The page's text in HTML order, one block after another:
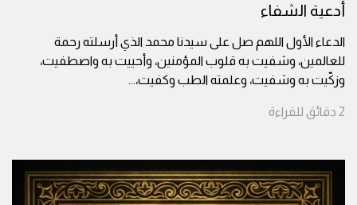
أدعية الشفاء
الدعاء الأول اللهم صل على سيدنا محمد الذي أرسلته رحمة
للعالمين، وشفيت به قلوب المؤمنين، وأحييت به واصطفيت،
وزكّيت به وشفيت، وعلمته الطب وكفيت،...
2 دقائق للقراءة